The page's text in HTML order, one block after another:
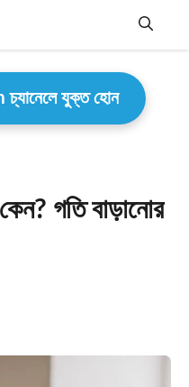
যুক্ত হোন
গতি বাড়ানোর